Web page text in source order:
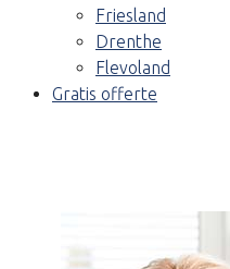
Friesland
Drenthe
Flevoland
Gratis offerte